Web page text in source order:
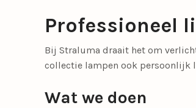
Professioneel
Bij Straluma draait het om
collectie lampen ook persoonlijk
Wat we doen